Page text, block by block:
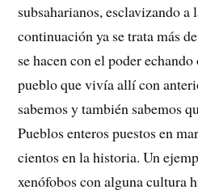
subsaharianos, esclavizando
continuación ya se trata más
se hacen con el poder
pueblo que vivía allí con
sabemos y también sabemos
Pueblos enteros puestos en
cientos en la historia. Un
xenófobos con alguna cultura